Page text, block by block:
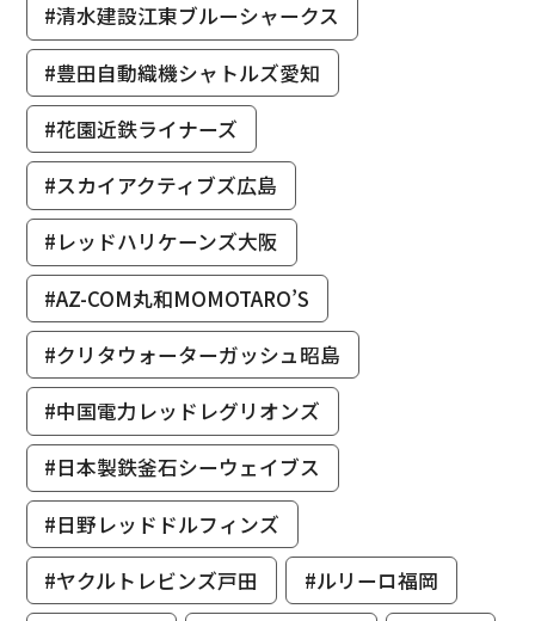
#清水建設江東ブルーシャークス
#豊田自動織機シャトルズ愛知
#花園近鉄ライナーズ
#スカイアクティブズ広島
#レッドハリケーンズ大阪
#AZ-COM丸和MOMOTARO’S
#クリタウォーターガッシュ昭島
#中国電力レッドレグリオンズ
#日本製鉄釜石シーウェイブス
#日野レッドドルフィンズ
#ヤクルトレビンズ戸田
#ルリーロ福岡